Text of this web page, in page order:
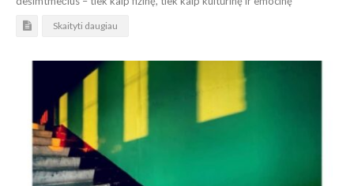
Skaityti daugiau